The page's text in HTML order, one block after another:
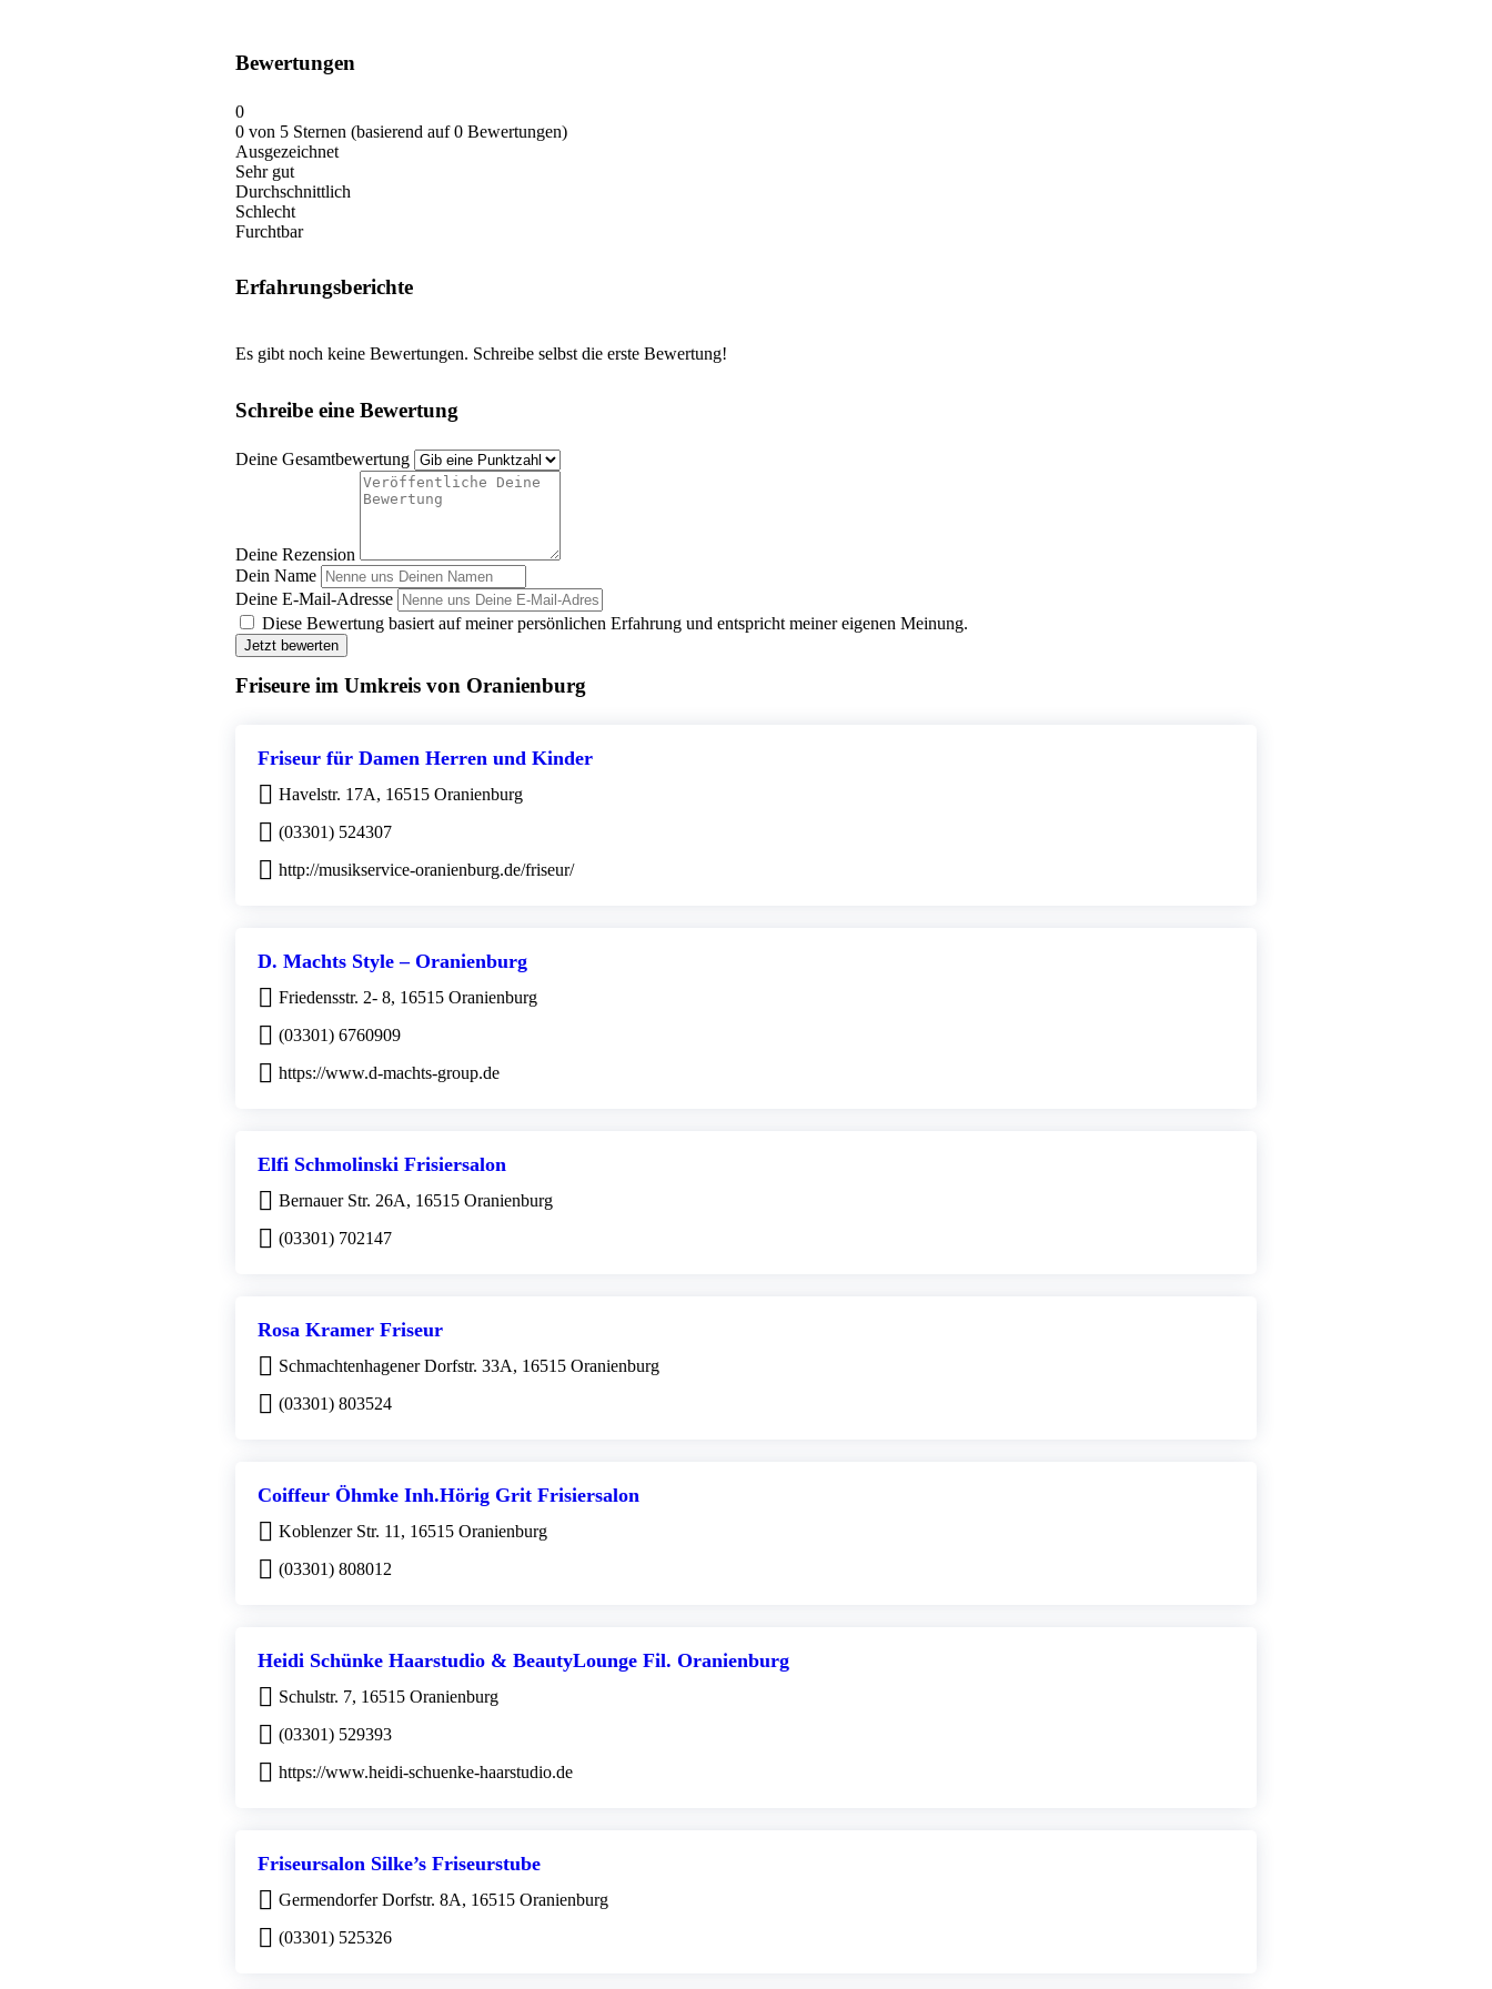
Bewertungen
0
0 von 5 Sternen (basierend auf 0 Bewertungen)
Ausgezeichnet
Sehr gut
Durchschnittlich
Schlecht
Furchtbar
Erfahrungsberichte
Es gibt noch keine Bewertungen. Schreibe selbst die erste Bewertung!
Schreibe eine Bewertung
Deine Gesamtbewertung
Deine Rezension
Dein Name
Deine E-Mail-Adresse
Diese Bewertung basiert auf meiner persönlichen Erfahrung und entspricht meiner eigenen Meinung.
Jetzt bewerten
Friseure im Umkreis von Oranienburg
Friseur für Damen Herren und Kinder
Havelstr. 17A, 16515 Oranienburg
(03301) 524307
http://musikservice-oranienburg.de/friseur/
D. Machts Style – Oranienburg
Friedensstr. 2- 8, 16515 Oranienburg
(03301) 6760909
https://www.d-machts-group.de
Elfi Schmolinski Frisiersalon
Bernauer Str. 26A, 16515 Oranienburg
(03301) 702147
Rosa Kramer Friseur
Schmachtenhagener Dorfstr. 33A, 16515 Oranienburg
(03301) 803524
Coiffeur Öhmke Inh.Hörig Grit Frisiersalon
Koblenzer Str. 11, 16515 Oranienburg
(03301) 808012
Heidi Schünke Haarstudio & BeautyLounge Fil. Oranienburg
Schulstr. 7, 16515 Oranienburg
(03301) 529393
https://www.heidi-schuenke-haarstudio.de
Friseursalon Silke’s Friseurstube
Germendorfer Dorfstr. 8A, 16515 Oranienburg
(03301) 525326